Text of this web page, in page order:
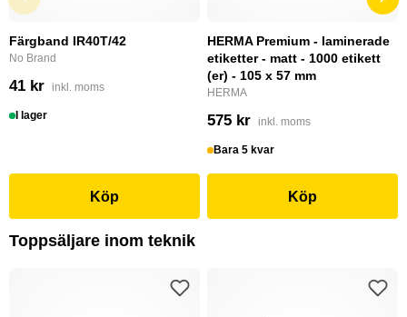
Färgband IR40T/42
No Brand
41 kr inkl. moms
I lager
Köp
HERMA Premium - laminerade
etiketter - matt - 1000 etikett
(er) - 105 x 57 mm
HERMA
575 kr inkl. moms
Bara 5 kvar
Köp
Toppsäljare inom teknik